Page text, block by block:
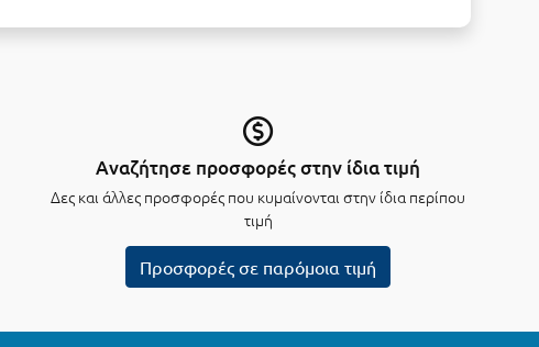
Αναζήτησε προσφορές στην ίδια τιμή
Δες και άλλες προσφορές που κυμαίνονται στην ίδια περίπου
τιμή
Προσφορές σε παρόμοια τιμή